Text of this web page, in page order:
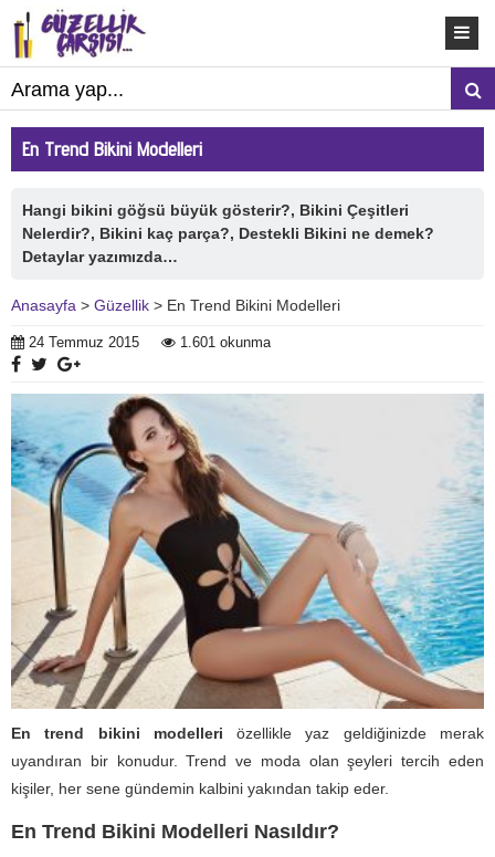
En Trend Bikini Modelleri
Hangi bikini göğsü büyük gösterir?, Bikini Çeşitleri
Nelerdir?, Bikini kaç parça?, Destekli Bikini ne demek?
Detaylar yazımızda…
Anasayfa > Güzellik > En Trend Bikini Modelleri
24 Temmuz 2015 1.601 okunma
En trend bikini modelleri özellikle yaz geldiğinizde merak
uyandıran bir konudur. Trend ve moda olan şeyleri tercih eden
kişiler, her sene gündemin kalbini yakından takip eder.
En Trend Bikini Modelleri Nasıldır?